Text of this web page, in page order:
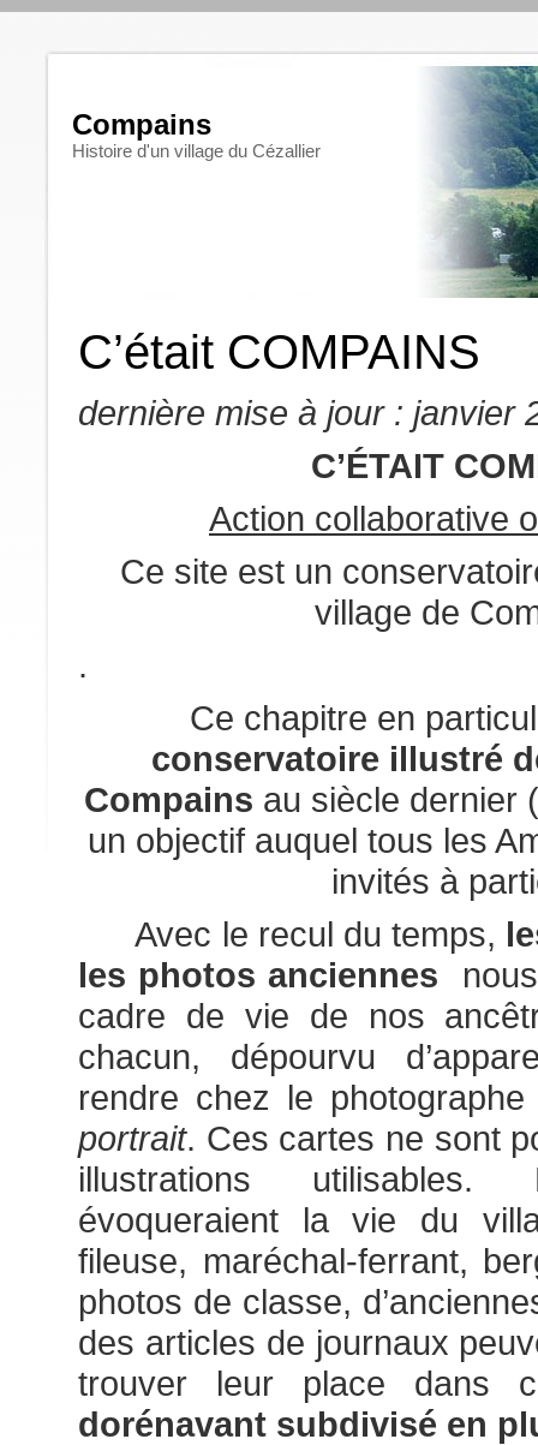
Compains
Histoire d'un village du Cézallier
C’était COMPAINS
dernière mise à jour : janvier
C’ÉTAIT
Action collaborative
Ce site est un
village de
.
Ce chapitre en
conservatoire illustré
Compains au siècle dernier
un objectif auquel tous les
invités à
Avec le recul du temps,
les photos anciennes
cadre de vie de nos
chacun, dépourvu
rendre chez le
portrait. Ces cartes ne sont
illustrations
évoqueraient la vie du
fileuse, maréchal-ferrant,
photos de classe,
des articles de journaux
trouver leur place dans
dorénavant subdivisé en